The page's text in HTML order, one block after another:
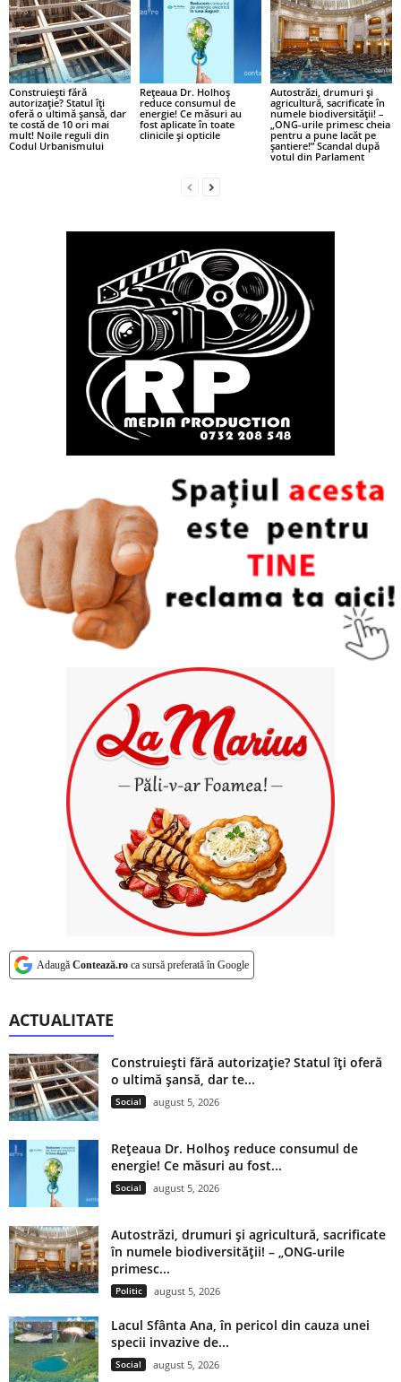
Construiești fără
autorizație? Statul îți
oferă o ultimă șansă, dar
te costă de 10 ori mai
mult! Noile reguli din
Codul Urbanismului
Rețeaua Dr. Holhoș
reduce consumul de
energie! Ce măsuri au
fost aplicate în toate
clinicile și opticile
Autostrăzi, drumuri și
agricultură, sacrificate în
numele biodiversității! –
„ONG-urile primesc cheia
pentru a pune lacăt pe
șantiere!” Scandal după
votul din Parlament
Adaugă Contează.ro ca sursă preferată în Google
ACTUALITATE
Construiești fără autorizație? Statul îți oferă
o ultimă șansă, dar te...
Social august 5, 2026
Rețeaua Dr. Holhoș reduce consumul de
energie! Ce măsuri au fost...
Social august 5, 2026
Autostrăzi, drumuri și agricultură, sacrificate
în numele biodiversității! – „ONG-urile
primesc...
Politic august 5, 2026
Lacul Sfânta Ana, în pericol din cauza unei
specii invazive de...
Social august 5, 2026